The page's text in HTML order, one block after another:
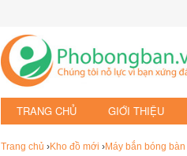
TRANG CHỦ GIỚI THIỆU
Trang chủ ›Kho đồ mới ›Máy bắn bóng bàn